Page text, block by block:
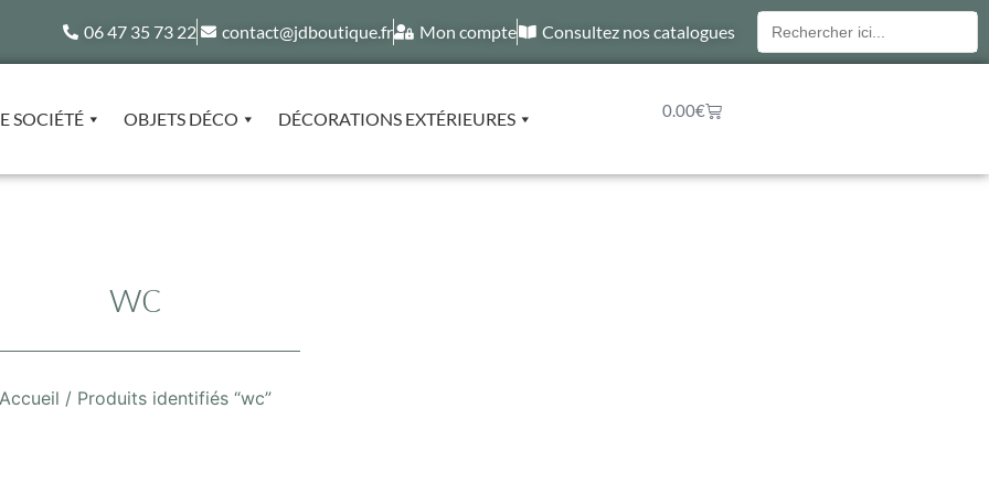
06 47 35 73 22 contact@jdboutique.fr Mon compte Consultez nos catalogues
Recherche
pour :
SOCIÉTÉ OBJETS DÉCO DÉCORATIONS EXTÉRIEURES 0.00€
wc
/ Produits identifiés “wc”